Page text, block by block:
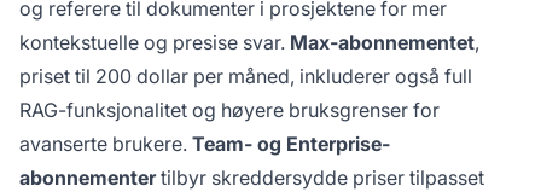
og referere til dokumenter i prosjektene for mer
kontekstuelle og presise svar. Max-abonnementet,
priset til 200 dollar per måned, inkluderer også full
RAG-funksjonalitet og høyere bruksgrenser for
avanserte brukere. Team- og Enterprise-
abonnementertilbyr skreddersydde priser tilpasset